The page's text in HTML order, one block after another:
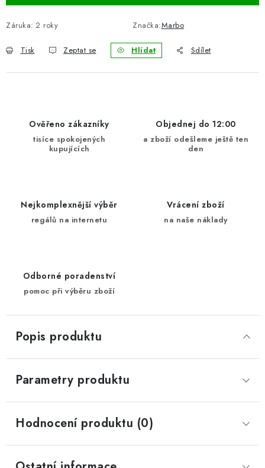
Záruka: 2 roky Značka:Marbo
Tisk Zeptat se Hlídat Sdílet
Ověřeno zákazníky
tisíce spokojených
kupujících
Objednej do 12:00
a zboží odešleme ještě ten
den
Nejkomplexnější výběr
regálů na internetu
Vrácení zboží
na naše náklady
Odborné poradenství
pomoc při výběru zboží
Popis produktu
Parametry produktu
Hodnocení produktu (0)